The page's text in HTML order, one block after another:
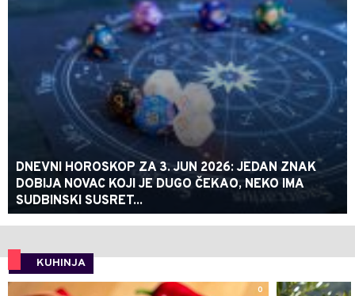
DNEVNI HOROSKOP ZA 3. JUN 2026: JEDAN ZNAK
DOBIJA NOVAC KOJI JE DUGO ČEKAO, NEKO IMA
SUDBINSKI SUSRET...
KUHINJA
0